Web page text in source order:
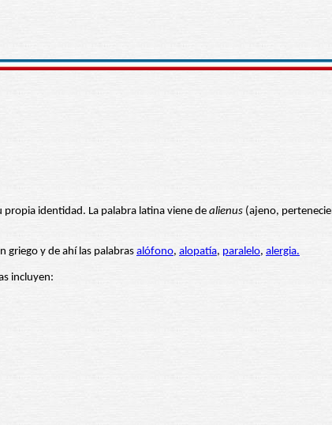
identidad. La palabra latina viene de alienus (ajeno,
griego y de ahí las palabrasalófono, alopatía, paralelo, alergia.
incluyen: